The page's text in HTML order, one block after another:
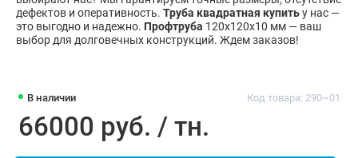
В наличии Код товара: 290~01
66000 руб. / тн.
дефектов и оперативность. Труба квадратная купитьу нас —
это выгодно и надежно. Профтруба 120х120х10 мм — ваш
выбор для долговечных конструкций. Ждем заказов!